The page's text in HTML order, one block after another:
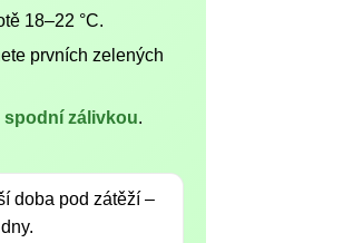
18–22 °C.
prvních zelených
spodní zálivkou.
doba pod zátěží –